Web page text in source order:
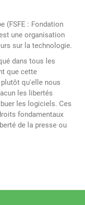
(FSFE : Fondation
une organisation
sur la technologie.
dans tous les
que cette
qu'elle nous
les libertés
les logiciels. Ces
fondamentaux
de la presse ou